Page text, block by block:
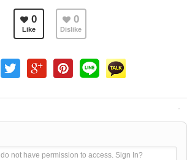
0
Like
0
Dislike
not have permission to access. Sign In?